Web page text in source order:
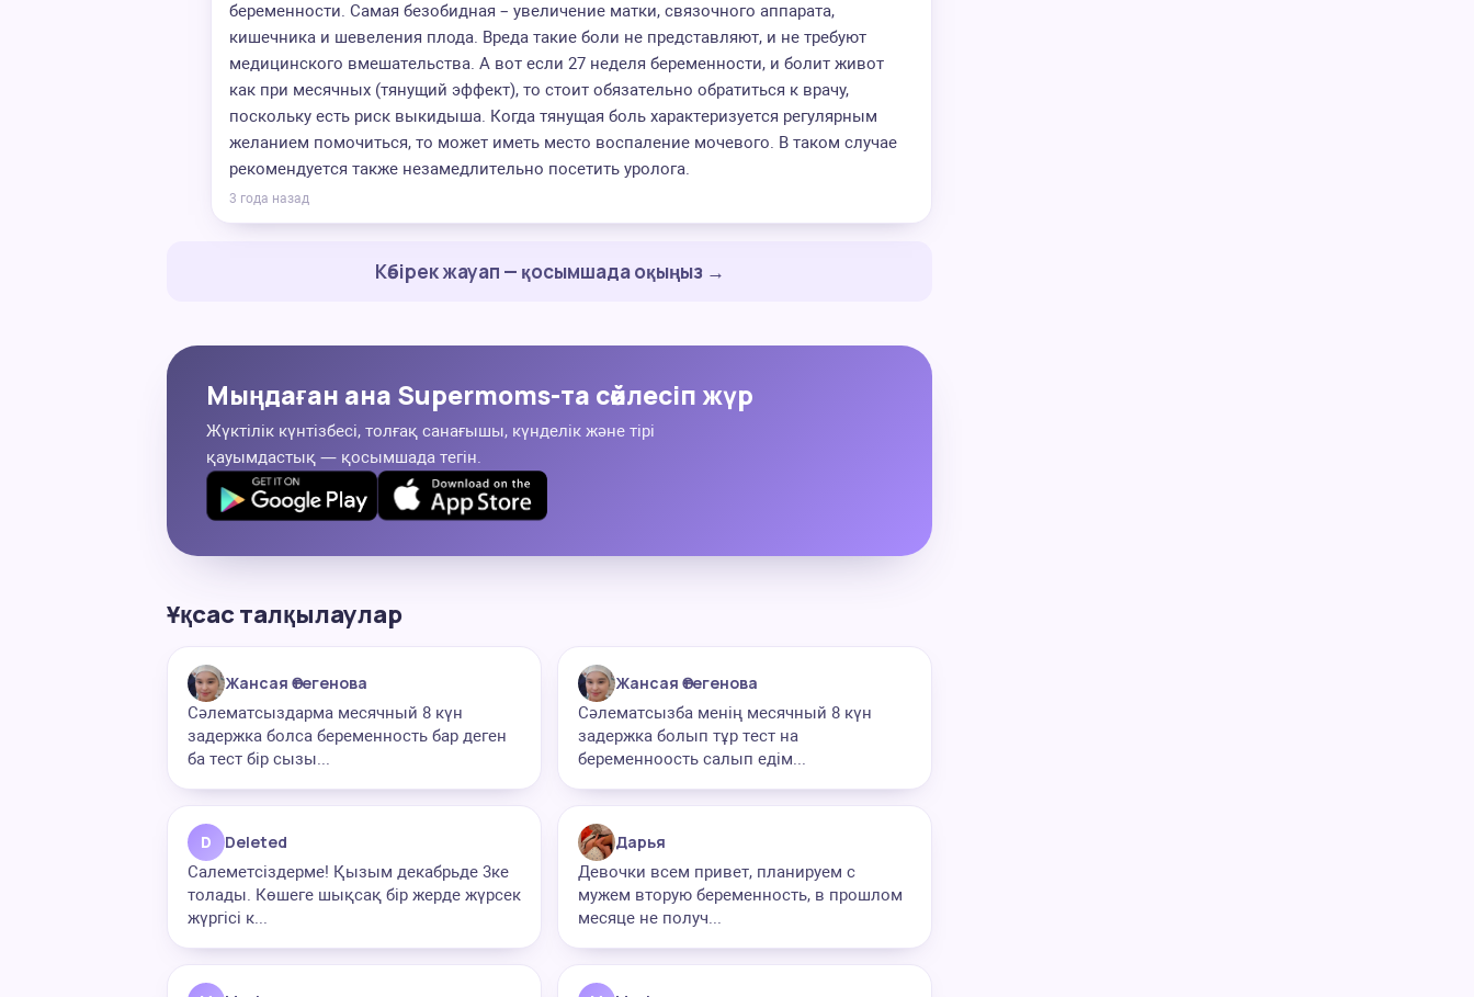
беременности. Самая безобидная – увеличение матки, связочного аппарата,
кишечника и шевеления плода. Вреда такие боли не представляют, и не требуют
медицинского вмешательства. А вот если 27 неделя беременности, и болит живот
как при месячных (тянущий эффект), то стоит обязательно обратиться к врачу,
поскольку есть риск выкидыша. Когда тянущая боль характеризуется регулярным
желанием помочиться, то может иметь место воспаление мочевого. В таком случае
рекомендуется также незамедлительно посетить уролога.
3 года назад
Көбірек жауап — қосымшада оқыңыз →
Мыңдаған ана Supermoms-та сөйлесіп жүр
Жүктілік күнтізбесі, толғақ санағышы, күнделік және тірі
қауымдастық — қосымшада тегін.
Ұқсас талқылаулар
Жансая Өтегенова
Сәлематсыздарма месячный 8 күн
задержка болса беременность бар деген
ба тест бір сызы...
Жансая Өтегенова
Сәлематсызба менің месячный 8 күн
задержка болып тұр тест на
беременноость салып едім...
D Deleted
Салеметсіздерме! Қызым декабрьде 3ке
толады. Көшеге шықсақ бір жерде жүрсек
жүргісі к...
Дарья
Девочки всем привет, планируем с
мужем вторую беременность, в прошлом
месяце не получ...